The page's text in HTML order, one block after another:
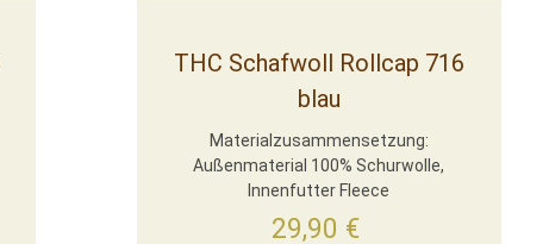
THC Schafwoll Rollcap 716
blau
Materialzusammensetzung:
Außenmaterial 100% Schurwolle,
Innenfutter Fleece
29,90 €